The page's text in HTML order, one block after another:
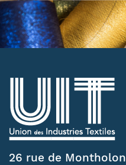
26 rue de Montholon